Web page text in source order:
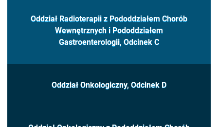
Oddział Radioterapii z Pododdziałem Chorób
Wewnętrznych i Pododdziałem
Gastroenterologii, Odcinek C
Oddział Onkologiczny, Odcinek D